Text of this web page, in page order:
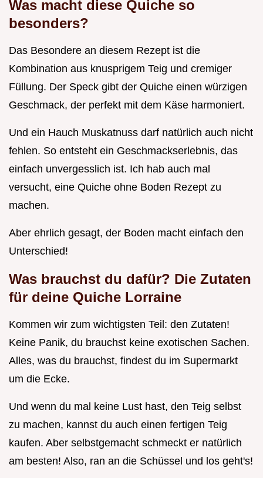
Was macht diese Quiche so
besonders?
Das Besondere an diesem Rezept ist die
Kombination aus knusprigem Teig und cremiger
Füllung. Der Speck gibt der Quiche einen würzigen
Geschmack, der perfekt mit dem Käse harmoniert.
Und ein Hauch Muskatnuss darf natürlich auch nicht
fehlen. So entsteht ein Geschmackserlebnis, das
einfach unvergesslich ist. Ich hab auch mal
versucht, eine Quiche ohne Boden Rezept zu
machen.
Aber ehrlich gesagt, der Boden macht einfach den
Unterschied!
Was brauchst du dafür? Die Zutaten
für deine Quiche Lorraine
Kommen wir zum wichtigsten Teil: den Zutaten!
Keine Panik, du brauchst keine exotischen Sachen.
Alles, was du brauchst, findest du im Supermarkt
um die Ecke.
Und wenn du mal keine Lust hast, den Teig selbst
zu machen, kannst du auch einen fertigen Teig
kaufen. Aber selbstgemacht schmeckt er natürlich
am besten! Also, ran an die Schüssel und los geht's!